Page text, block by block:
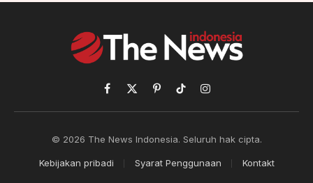
Facebook
X
(Twitter)
PinterestTikTokInstagram
© 2026 The News Indonesia. Seluruh hak cipta.
Kebijakan pribadi Syarat Penggunaan Kontakt